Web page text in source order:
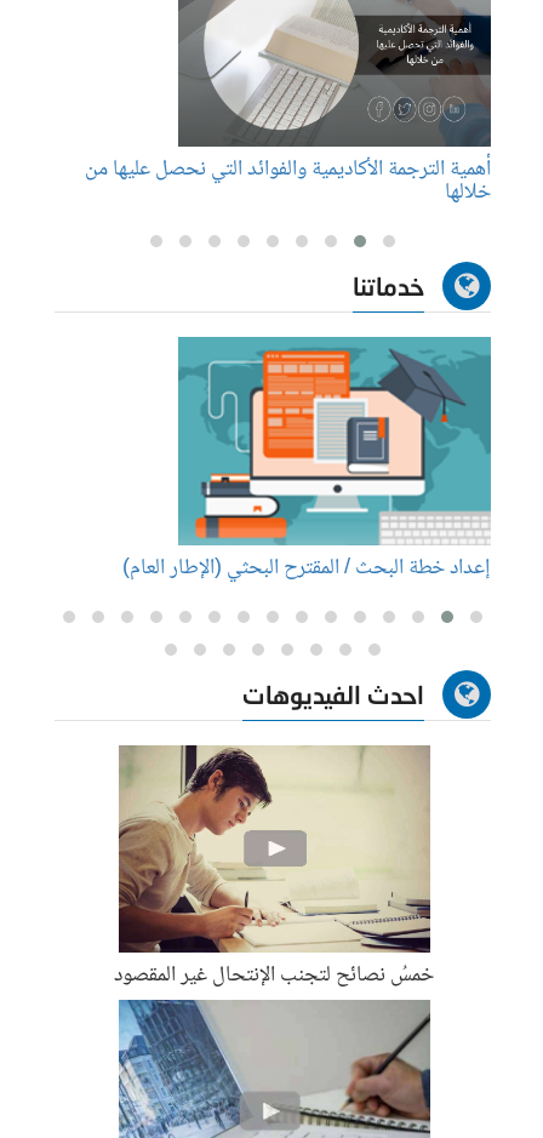
أهمية الترجمة الأكاديمية والفوائد التي نحصل عليها من
خلالها
خدماتنا
إعداد خطة البحث / المقترح البحثي (الإطار العام)
احدث الفيديوهات
خمسُ نصائح لتجنب الإنتحال غير المقصود